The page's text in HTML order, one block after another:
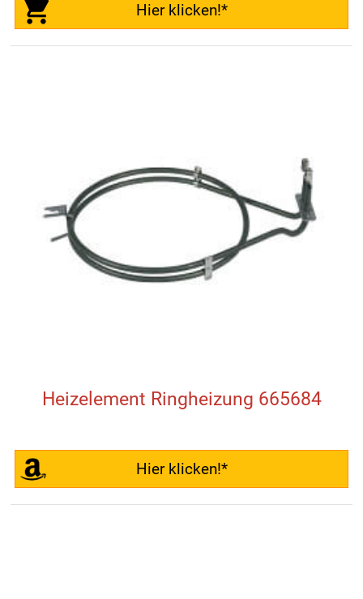
Hier klicken!*
Heizelement Ringheizung 665684
Hier klicken!*